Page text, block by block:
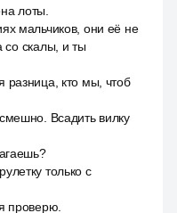
лоты.
мальчиков, они её не
со скалы, и ты
разница, кто мы, чтоб
Всадить вилку
только с
проверю.